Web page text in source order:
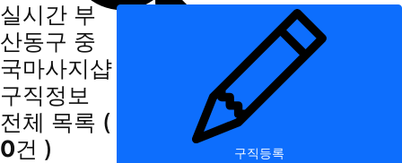
실시간 부
산동구 중
국마사지샵
구직정보
전체 목록 (
0건 ) 구직등록